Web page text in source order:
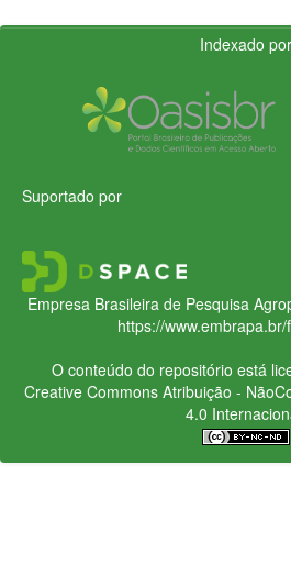
Indexado por
Suportado por
Empresa Brasileira de Pesquisa
https://
O conteúdo do repositório está
Creative CommonsAtribuição -
4.0